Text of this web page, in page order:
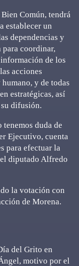
Común, tendrá
establecer un
dependencias y
coordinar,
de los
acciones
y de todas
estratégicas, así
difusión.
duda de
Ejecutivo, cuenta
para efectuar la
diputado Alfredo
la votación con
de Morena.
del Grito en
motivo por el